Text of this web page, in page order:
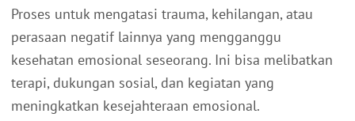
Proses untuk mengatasi trauma, kehilangan, atau
perasaan negatif lainnya yang mengganggu
kesehatan emosional seseorang. Ini bisa melibatkan
terapi, dukungan sosial, dan kegiatan yang
meningkatkan kesejahteraan emosional.